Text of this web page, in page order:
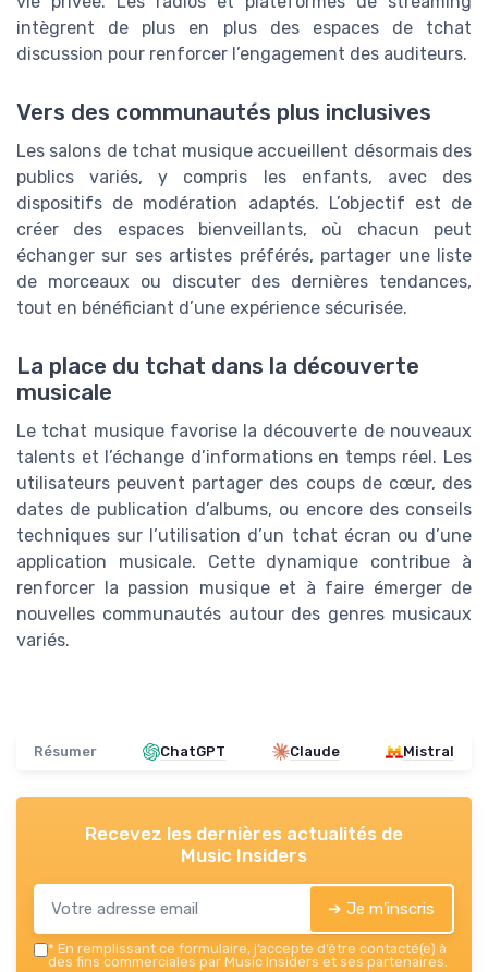
intègrent de plus en plus des espaces de tchat
discussion pour renforcer l’engagement des auditeurs.
Vers des communautés plus inclusives
Les salons de tchat musique accueillent désormais des
publics variés, y compris les enfants, avec des
dispositifs de modération adaptés. L’objectif est de
créer des espaces bienveillants, où chacun peut
échanger sur ses artistes préférés, partager une liste
de morceaux ou discuter des dernières tendances,
tout en bénéficiant d’une expérience sécurisée.
La place du tchat dans la découverte
musicale
Le tchat musique favorise la découverte de nouveaux
talents et l’échange d’informations en temps réel. Les
utilisateurs peuvent partager des coups de cœur, des
dates de publication d’albums, ou encore des conseils
techniques sur l’utilisation d’un tchat écran ou d’une
application musicale. Cette dynamique contribue à
renforcer la passion musique et à faire émerger de
nouvelles communautés autour des genres musicaux
variés.
Résumer ChatGPT Claude Mistral
Recevez les dernières actualités de
Music Insiders
➔ Je m'inscris
* En remplissant ce formulaire, j’accepte d’être contacté(e) à
des fins commerciales par Music Insiders et ses partenaires.